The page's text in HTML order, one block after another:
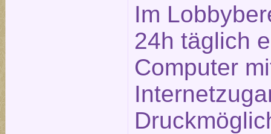
Im
24h täglich
Computer